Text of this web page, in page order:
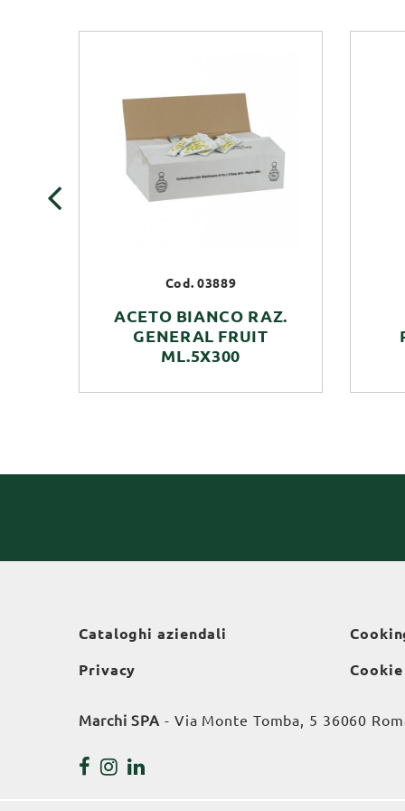
Cod. 03889
ACETO BIANCO RAZ.
GENERAL FRUIT
ML.5X300
Cataloghi aziendali
Privacy
Marchi SPA - Via Monte Tomba, 5 36060